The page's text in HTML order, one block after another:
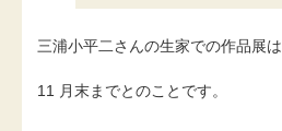
三浦小平二さんの生家での作品展は
11 月末までとのことです。